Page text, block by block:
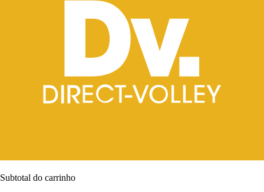
Subtotal do carrinho